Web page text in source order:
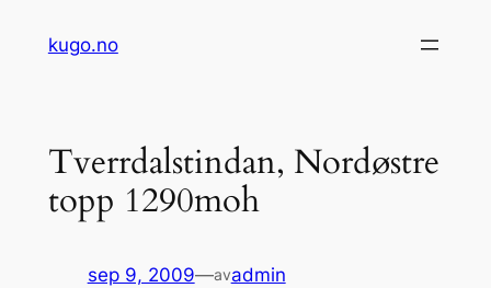
kugo.no
Tverrdalstindan, Nordøstre
topp 1290moh
sep 9, 2009—avadmin